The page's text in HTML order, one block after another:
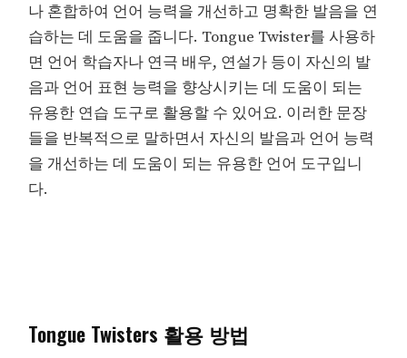
나 혼합하여 언어 능력을 개선하고 명확한 발음을 연
습하는 데 도움을 줍니다. Tongue Twister를 사용하
면 언어 학습자나 연극 배우, 연설가 등이 자신의 발
음과 언어 표현 능력을 향상시키는 데 도움이 되는
유용한 연습 도구로 활용할 수 있어요. 이러한 문장
들을 반복적으로 말하면서 자신의 발음과 언어 능력
을 개선하는 데 도움이 되는 유용한 언어 도구입니
다.
Tongue Twisters 활용 방법